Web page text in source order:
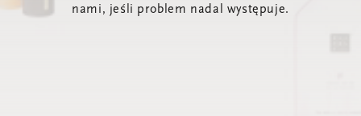
nami, jeśli problem nadal występuje.